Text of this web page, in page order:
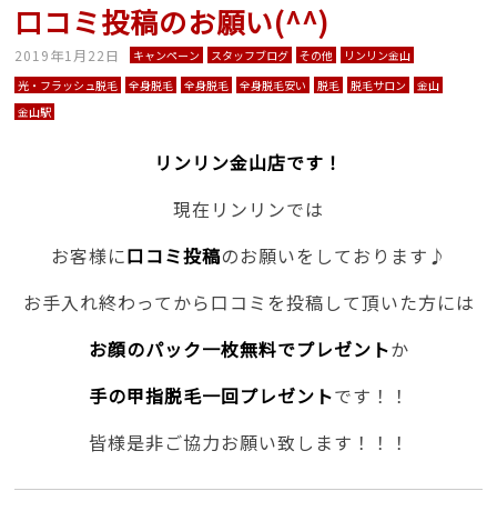
口コミ投稿のお願い(^^)
2019年1月22日 キャンペーン スタッフブログ その他
リンリン金山
光・フラッシュ脱毛
全身脱毛 全身脱毛 全身脱毛安い 脱毛 脱毛サロン
金山
金山駅
リンリン金山店です！
現在リンリンでは
お客様に口コミ投稿のお願いをしております♪
お手入れ終わってから口コミを投稿して頂いた方には
お顔のパック一枚無料でプレゼントか
手の甲指脱毛一回プレゼントです！！
皆様是非ご協力お願い致します！！！